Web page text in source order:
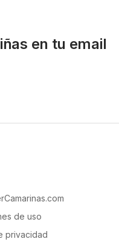
en tu email
de uso
privacidad